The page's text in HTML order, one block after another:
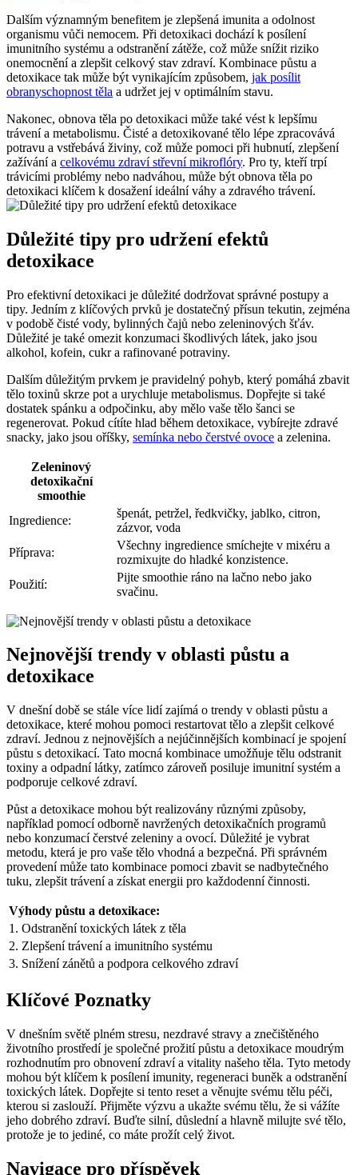
Dalším významným benefitem je ‌zlepšená imunita a odolnost
organismu vůči nemocem.​ Při ​detoxikaci dochází k posílení
‌imunitního‍ systému ‌a odstranění zátěže, což⁢ může snížit riziko
onemocnění a​ zlepšit​ celkový stav zdraví. Kombinace půstu a
detoxikace tak může být vynikajícím způsobem, jak posílit
obranyschopnost těla ​ a udržet jej v optimálním stavu.
Nakonec, obnova těla po detoxikaci může také ‍vést k‌ lepšímu
trávení a metabolismu. Čisté a detoxikované tělo lépe zpracovává
potravu a vstřebává​ živiny, což může ​pomoci při ​hubnutí, zlepšení
zažívání a celkovému zdraví střevní mikroflóry. Pro ty, ​kteří trpí
trávicími problémy nebo nadváhou, může ‌být ⁣obnova těla po
detoxikaci klíčem k dosažení ideální váhy a zdravého trávení.
Důležité tipy pro ‌udržení efektů
detoxikace
Pro efektivní detoxikaci je důležité dodržovat správné postupy a
tipy. Jedním z⁣ klíčových prvků je dostatečný ‌přísun tekutin, zejména
v podobě čisté vody, bylinných čajů​ nebo zeleninových šťáv.
Důležité je také omezit ⁣konzumaci​ škodlivých látek,⁤ jako jsou
alkohol, ⁢kofein,⁤ cukr a rafinované potraviny.
Dalším důležitým prvkem je ⁤pravidelný​ pohyb, který pomáhá zbavit
tělo toxinů skrze pot a urychluje metabolismus. Dopřejte⁤ si​ také
dostatek spánku ‌a odpočinku, aby‌ mělo vaše tělo šanci se
regenerovat. Pokud ‍cítíte hlad během detoxikace, vybírejte zdravé
snacky, jako jsou oříšky, semínka nebo čerstvé ovoce a‌ zelenina.
Zeleninový
detoxikační
smoothie
Ingredience:
špenát, petržel, ředkvičky,⁢ jablko,⁣ citron,
zázvor, voda
Příprava:
Všechny ⁣ingredience smíchejte v⁤ mixéru a
rozmixujte do⁣ hladké konzistence.
Použití:
Pijte smoothie ráno na lačno nebo ​jako
svačinu.
Nejnovější trendy v oblasti půstu a⁢
detoxikace
V dnešní době se ‍stále více lidí zajímá o trendy v oblasti půstu a
detoxikace, které⁢ mohou pomoci restartovat tělo a zlepšit ⁤celkové
zdraví. Jednou z ⁣nejnovějších a nejúčinnějších kombinací je spojení
půstu​ s detoxikací. Tato mocná kombinace umožňuje ​tělu odstranit
toxiny a odpadní látky, zatímco zároveň posiluje imunitní systém a​
podporuje ⁤celkové zdraví.
Půst a ⁣detoxikace mohou ‌být realizovány různými způsoby,
například pomocí odborně navržených detoxikačních programů
nebo konzumací čerstvé zeleniny a ovocí. Důležité je vybrat
metodu, která je pro vaše tělo vhodná a ⁣bezpečná. Při správném
provedení může tato‍ kombinace pomoci zbavit ​se nadbytečného
tuku, zlepšit trávení⁣ a získat energii pro každodenní činnosti.
Výhody půstu a detoxikace:
1. Odstranění toxických látek z těla
2. Zlepšení trávení a imunitního systému
3. Snížení zánětů a podpora celkového zdraví
Klíčové Poznatky
V dnešním světě plném‌ stresu, nezdravé stravy a znečištěného
životního prostředí je ​společné prožití‌ půstu a detoxikace moudrým
rozhodnutím pro obnovení zdraví a vitality našeho⁤ těla. ⁣Tyto metody
mohou být klíčem k posílení imunity, ⁢regeneraci buněk a odstranění
toxických látek. Dopřejte si tento reset a věnujte svému tělu péči,
kterou ​si zaslouží. Přijměte výzvu a ukažte svému tělu, že si vážíte
jeho⁣ dobrého zdraví. Buďte silní, důslední a hlavně milujte své tělo,
protože je to jediné, co ⁣máte prožít celý život.
Navigace pro příspěvek